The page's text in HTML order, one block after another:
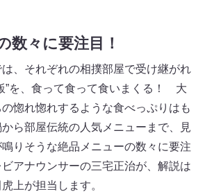
数々に要注目！
は、それぞれの相撲部屋で受け継がれ
”を、食って食って食いまくる！ 大
惚れ惚れするような食べっぷりはも
ら部屋伝統の人気メニューまで、見
りそうな絶品メニューの数々に要注
アナウンサーの三宅正治が、解説は
上が担当します。